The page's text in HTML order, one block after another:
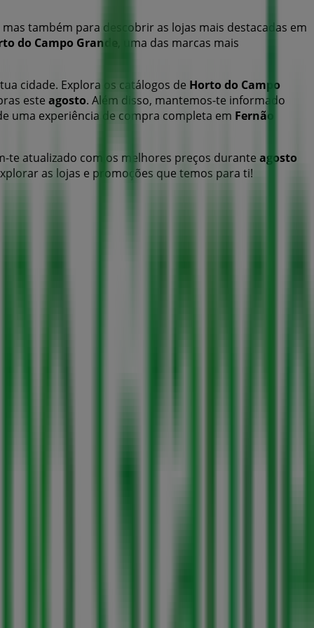
mas também para descobrir as lojas mais destacadas em
do Campo Grande
, uma das marcas mais
cidade. Explora os catálogos de Horto do Campo
este agosto. Além disso, mantemos-te informado
uma experiência de compra completa em Fernão
te atualizado com os melhores preços durante agosto
as lojas e promoções que temos para ti!